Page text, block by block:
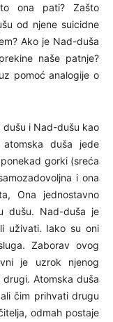
ona pati? Zašto
od njene suicidne
Ako je Nad-duša
naše patnje?
pomoć analogije o
dušu i Nad-dušu kao
duša jede
gorki (sreća
i ona
Ona jednostavno
dušu. Nad-duša je
uživati. Iako su oni
Zaborav ovog
je uzrok njenog
Atomska duša
čim prihvati drugu
odmah postaje